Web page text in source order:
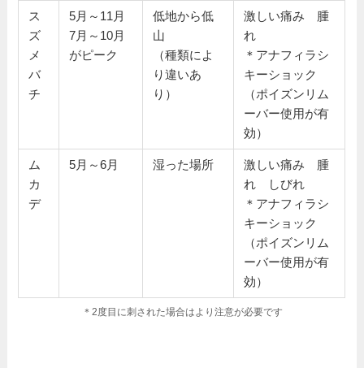
ス
ズ
メ
バ
チ
5月～11月
7月～10月
がピーク
低地から低
山
（種類によ
り違いあ
り）
激しい痛み 腫
れ
＊アナフィラシ
キーショック
（ポイズンリム
ーバー使用が有
効）
ム
カ
デ
5月～6月 湿った場所
激しい痛み 腫
れ しびれ
＊アナフィラシ
キーショック
（ポイズンリム
ーバー使用が有
効）
＊2度目に刺された場合はより注意が必要です